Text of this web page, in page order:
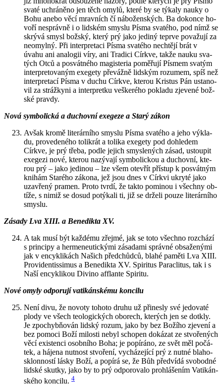
svaté uchrá­ně­no jen těch omylů, které by se tý­ka­ly nauky o
Bohu anebo věcí mrav­ních čí ná­bo­žen­ských. Ba do­kon­ce ho­
vo­ří ne­správ­ně i o lid­ském smys­lu Písma sva­té­ho, pod nímž se
skrý­vá smysl bož­ský, který prý jako je­di­ný te­pr­ve po­va­žu­jí za
ne­o­myl­ný. Při in­ter­pre­ta­ci Písma sva­té­ho ne­chtě­jí brát v
úvahu ani ana­lo­gii víry, ani Tra­di­ci Církve, takže nauku sva­
tých Otců a po­svát­né­ho magis­te­ria po­mě­řu­jí Pís­mem sva­tým
in­ter­pre­to­va­ným exe­ge­ty pře­váž­ně lid­ským ro­zu­mem, spíš než
in­ter­pre­ta­cí Písma v duchu Církve, kte­rou Kris­tus Pán usta­no­
vil za stráž­ky­ni a in­ter­pret­ku veš­ke­ré­ho po­kla­du zje­ve­né bož­
ské prav­dy.
Nová sym­bo­lic­ká a du­chov­ní exe­ge­ze a Starý zákon
Avšak kromě li­te­rár­ní­ho smys­lu Písma sva­té­ho a jeho vý­kla­
du, pro­ve­de­né­ho to­li­krát a to­li­ka exe­ge­ty pod do­hle­dem
Církve, je prý třeba, podle je­jich smys­le­ných zásad, ustou­pit
exe­ge­zi nové, kte­rou na­zý­va­jí sym­bo­lic­kou a du­chov­ní, kte­
rou prý – jako je­di­nou – lze všem otevřít pří­stup k po­svát­ným
kni­hám Staré­ho zá­ko­na, jež jsou dnes v Církvi ukry­té jako
uza­vře­ný pra­men. Proto tvrdí, že takto po­mi­nou i všech­ny ob­
tí­že, s nimiž se dosud po­tý­ka­li ti, již se dr­že­li pouze li­te­rár­ní­ho
smys­lu.
Zá­sa­dy Lva XIII. a Be­ne­dik­ta XV.
A tak musí být kaž­dé­mu zřej­mé, jak se toto všech­no roz­chá­zí
s prin­ci­py a her­me­ne­u­tic­ký­mi zá­sa­da­mi správ­né ob­sa­že­ný­mi
jak v en­cykli­kách Na­šich před­chůd­ců, blahé pa­mě­ti Lva XIII.
Pro­vi­den­tis­si­mus a Be­ne­dik­ta XV. Spi­ri­tus Pa­rac­li­tus, tak i s
Naší en­cykli­kou Di­vi­no af­flan­te Spi­ri­tu.
Nové omyly od­po­ru­jí va­ti­kán­ské­mu kon­ci­lu
Není divu, že no­vo­ty to­ho­to druhu už při­nes­ly své je­do­va­té
plody ve všech te­o­lo­gic­kých obo­rech, kte­rých jen se do­tk­ly.
Je zpo­chybňován lid­ský rozum, jako by bez Bo­ží­ho zje­ve­ní a
bez po­mo­ci Boží mi­los­ti nebyl scho­pen do­ká­zat ze stvo­ře­ných
věcí exis­ten­ci osob­ní­ho Boha; je po­pí­rá­no, ze svět měl po­čá­
tek, a há­je­na nut­nost stvo­ře­ní, vy­chá­ze­jí­cí prý z nutné bla­ho­
sklon­nos­tí lásky Boží, a po­pí­rá se, že Bůh před­ví­dá svo­bod­né
lid­ské skut­ky, jako by to prý od­po­ro­va­lo pro­hlá­še­ním Va­ti­kán­
ské­ho kon­ci­lu. 4